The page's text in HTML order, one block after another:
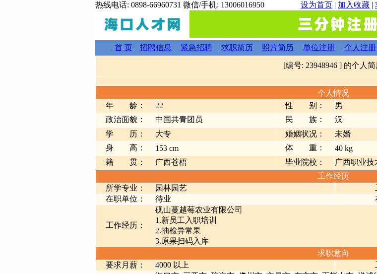
热线电话: 0898-66960731 微信/手机: 13006016950 设为首页 | 加入收藏 |
首 页 招聘信息 紧急招聘 求职简历 照片简历 单位注册 个人注册
[编号: 23948946 ] 的个人
个人情况
年 龄：
22 性 别：
男
政治面貌：
中国共青团员 民 族：
汉
学 历：
大专 婚姻状况：
未婚
身 高：
153 cm 体 重：
40 kg
籍 贯：
广西苍梧 毕业院校：
广西职业技
工作经历
所学专业：
园林园艺
在职单位：
待业
工作经历：
砚山蔓越莓农业有限公司
1.新员工入职培训
2.抽检异常果
3.原果扫码入库
求职意向
要求月薪：
4000 以上